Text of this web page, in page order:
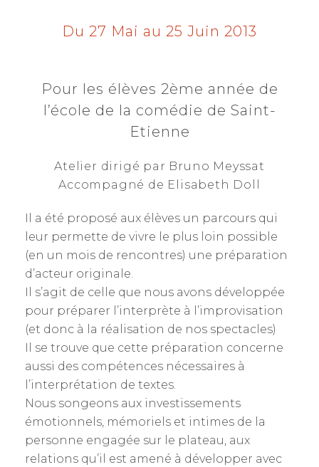
Du 27 Mai au 25 Juin 2013
Pour les élèves 2ème année de
l’école de la comédie de Saint-
Etienne
Atelier dirigé par Bruno Meyssat
Accompagné de Elisabeth Doll
Il a été proposé aux élèves un parcours qui
leur permette de vivre le plus loin possible
(en un mois de rencontres) une préparation
d’acteur originale.
Il s’agit de celle que nous avons développée
pour préparer l’interprète à l’improvisation
(et donc à la réalisation de nos spectacles)
Il se trouve que cette préparation concerne
aussi des compétences nécessaires à
l’interprétation de textes.
Nous songeons aux investissements
émotionnels, mémoriels et intimes de la
personne engagée sur le plateau, aux
relations qu’il est amené à développer avec